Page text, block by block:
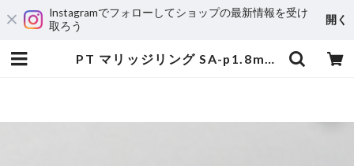
Instagramでフォローしてショップの最新情報を受け
取ろう
開く
PT マリッジリング SA-p1.8mm | 宝飾工房 Ｋ’ｓ ＣＲＡＦＴ